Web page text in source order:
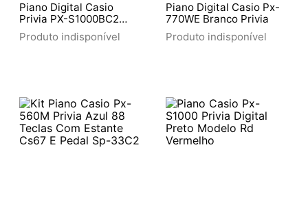
Piano Digital Casio
Privia PX-S1000BC2
Preto Showroom
Produto indisponível
Piano Digital Casio Px-
770WE Branco Privia
Produto indisponível